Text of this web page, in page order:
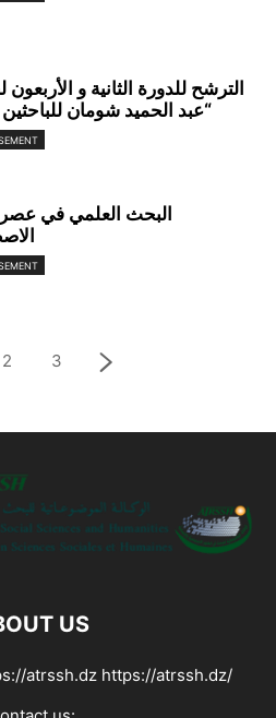
“عبد الحميد شومان
البحث العلمي في عصر
2 3
US
atrssh.dz https://atrssh.dz/